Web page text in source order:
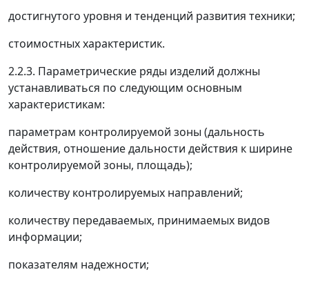
достигнутого уровня и тенденций развития техники;
стоимостных характеристик.
2.2.3. Параметрические ряды изделий должны
устанавливаться по следующим основным
характеристикам:
параметрам контролируемой зоны (дальность
действия, отношение дальности действия к ширине
контролируемой зоны, площадь);
количеству контролируемых направлений;
количеству передаваемых, принимаемых видов
информации;
показателям надежности;